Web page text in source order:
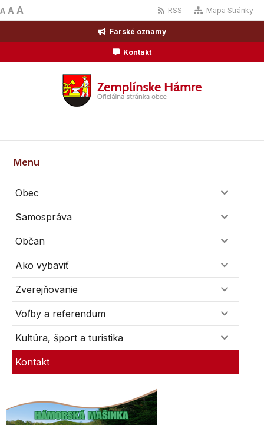
A A A RSS Mapa Stránky
Farské oznamy
Kontakt
Menu
Obec
Samospráva
Občan
Ako vybaviť
Zverejňovanie
Voľby a referendum
Kultúra, šport a turistika
Kontakt